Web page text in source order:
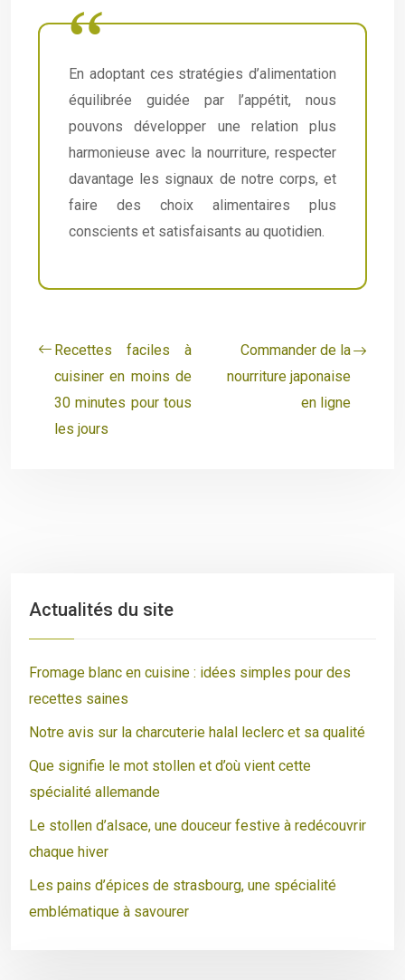
En adoptant ces stratégies d’alimentation
équilibrée guidée par l’appétit, nous
pouvons développer une relation plus
harmonieuse avec la nourriture, respecter
davantage les signaux de notre corps, et
faire des choix alimentaires plus
conscients et satisfaisants au quotidien.
Recettes faciles à
cuisiner en moins de
30 minutes pour tous
les jours
Commander de la
nourriture japonaise
en ligne
Actualités du site
Fromage blanc en cuisine : idées simples pour des
recettes saines
Notre avis sur la charcuterie halal leclerc et sa qualité
Que signifie le mot stollen et d’où vient cette
spécialité allemande
Le stollen d’alsace, une douceur festive à redécouvrir
chaque hiver
Les pains d’épices de strasbourg, une spécialité
emblématique à savourer